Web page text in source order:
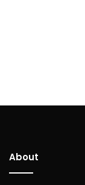
About